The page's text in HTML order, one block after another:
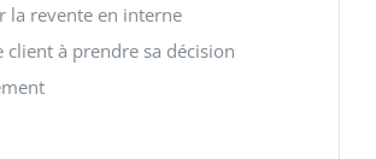
la revente en interne
client à prendre sa décision